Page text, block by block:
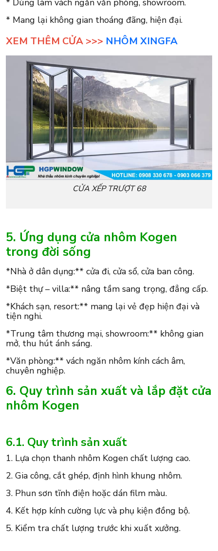
* Dùng làm vách ngăn văn phòng, showroom.
* Mang lại không gian thoáng đãng, hiện đại.
XEM THÊM CỬA >>> NHÔM XINGFA
CỬA XẾP TRƯỢT 68
5. Ứng dụng cửa nhôm Kogen
trong đời sống
*Nhà ở dân dụng:** cửa đi, cửa sổ, cửa ban công.
*Biệt thự – villa:** nâng tầm sang trọng, đẳng cấp.
*Khách sạn, resort:** mang lại vẻ đẹp hiện đại và
tiện nghi.
*Trung tâm thương mại, showroom:** không gian
mở, thu hút ánh sáng.
*Văn phòng:** vách ngăn nhôm kính cách âm,
chuyên nghiệp.
6. Quy trình sản xuất và lắp đặt cửa
nhôm Kogen
6.1. Quy trình sản xuất
1. Lựa chọn thanh nhôm Kogen chất lượng cao.
2. Gia công, cắt ghép, định hình khung nhôm.
3. Phun sơn tĩnh điện hoặc dán film màu.
4. Kết hợp kính cường lực và phụ kiện đồng bộ.
5. Kiểm tra chất lượng trước khi xuất xưởng.